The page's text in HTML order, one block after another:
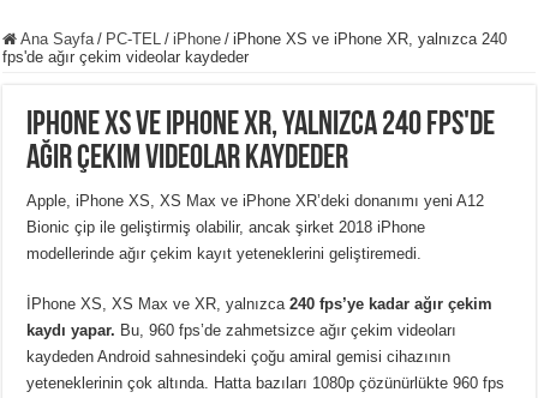
Ana Sayfa / PC-TEL / iPhone / iPhone XS ve iPhone XR, yalnızca 240
fps'de ağır çekim videolar kaydeder
iPhone XS ve iPhone XR, yalnızca 240 fps'de
ağır çekim videolar kaydeder
Apple, iPhone XS, XS Max ve iPhone XR’deki donanımı yeni A12
Bionic çip ile geliştirmiş olabilir, ancak şirket 2018 iPhone
modellerinde ağır çekim kayıt yeteneklerini geliştiremedi.
İPhone XS, XS Max ve XR, yalnızca240 fps’ye kadar ağır çekim
kaydı yapar. Bu, 960 fps’de zahmetsizce ağır çekim videoları
kaydeden Android sahnesindeki çoğu amiral gemisi cihazının
yeteneklerinin çok altında. Hatta bazıları 1080p çözünürlükte 960 fps